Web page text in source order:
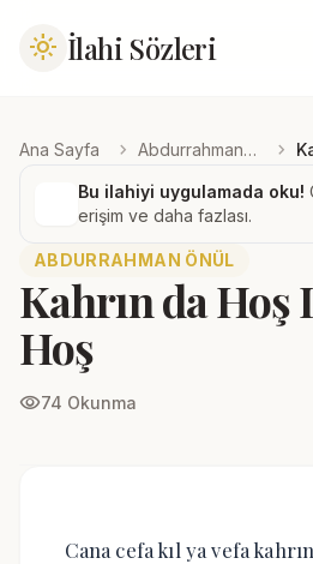
light_mode İlahi Sözleri
Ana Sayfa chevron_right Abdurrahman Önül chevron_right
Bu ilahiyi uygulamada oku!
erişim ve daha fazlası.
ABDURRAHMAN ÖNÜL
Kahrın da
Hoş
visibility74 Okunma
Cana cefa kıl ya vefa